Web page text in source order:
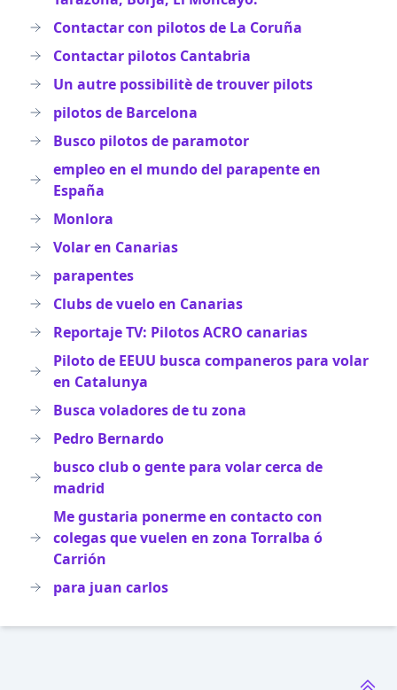
Contactar con pilotos de La Coruña
Contactar pilotos Cantabria
Un autre possibilitè de trouver pilots
pilotos de Barcelona
Busco pilotos de paramotor
empleo en el mundo del parapente en
España
Monlora
Volar en Canarias
parapentes
Clubs de vuelo en Canarias
Reportaje TV: Pilotos ACRO canarias
Piloto de EEUU busca companeros para volar
en Catalunya
Busca voladores de tu zona
Pedro Bernardo
busco club o gente para volar cerca de
madrid
Me gustaria ponerme en contacto con
colegas que vuelen en zona Torralba ó
Carrión
para juan carlos